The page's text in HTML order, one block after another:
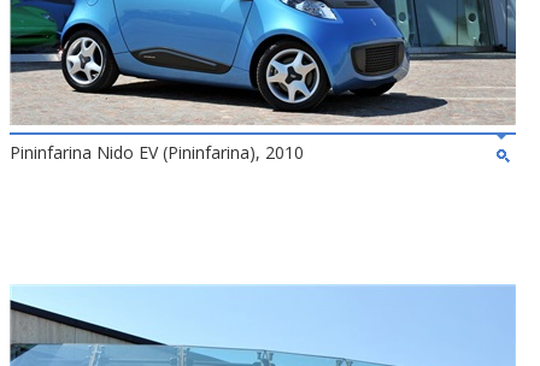
Pininfarina Nido EV (Pininfarina), 2010